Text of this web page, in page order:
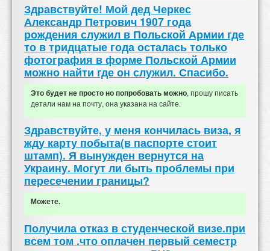
Здравствуйте! Мой дед Черкес
Александр Петрович 1907 года
рождения служил в Польской Армии где
то в тридцатые года осталась только
фотография в форме Польской Армии
можно найти где он служил. Спасибо.
Это будет не просто но попробовать можно, прошу писать
детали нам на почту, она указана на сайте.
Здравствуйте, у меня кончилась виза, я
жду карту побыта(в паспорте стоит
штамп). Я вынужден вернутся на
Украину. Могут ли быть проблемы при
пересечении границы?
Можете.
Получила отказ в студенческой визе.при
всем том .что оплачен первый семестр